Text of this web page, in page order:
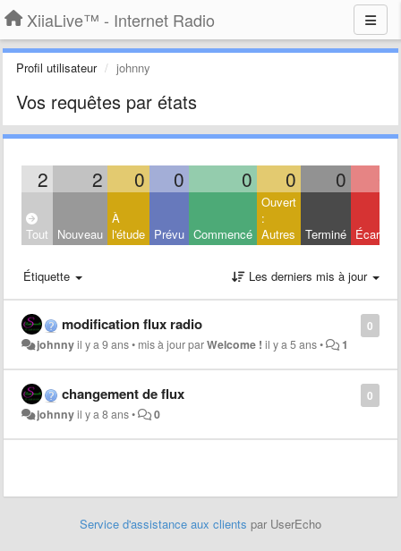
XiiaLive™ - Internet Radio
Profil utilisateur johnny
Vos requêtes par états
2 2 0 0 0 0 0
Tout Nouveau
À
l'étude Prévu Commencé
Ouvert
:
Autres
Terminé Écarté
Étiquette Les derniers mis à jour
0
modification flux radio
johnnyil y a 9 ans• mis à jour parWelcome ! il y a 5 ans• 1
0
changement de flux
johnnyil y a 8 ans• 0
Service d'assistance aux clients par UserEcho